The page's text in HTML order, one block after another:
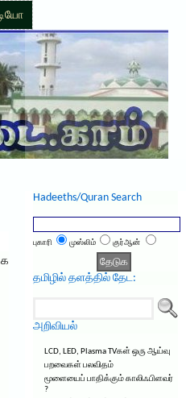
Hadeeths/Quran Search
புகாரி முஸ்லிம் குர்ஆன்
தமிழில் தளத்தில் தேட:
அறிவியல்
LCD, LED, Plasma TVகள் ஒரு ஆய்வு
பறவைகள் பலவிதம்
மூளையைப் பாதிக்கும் காலிஃபிளவர்
?